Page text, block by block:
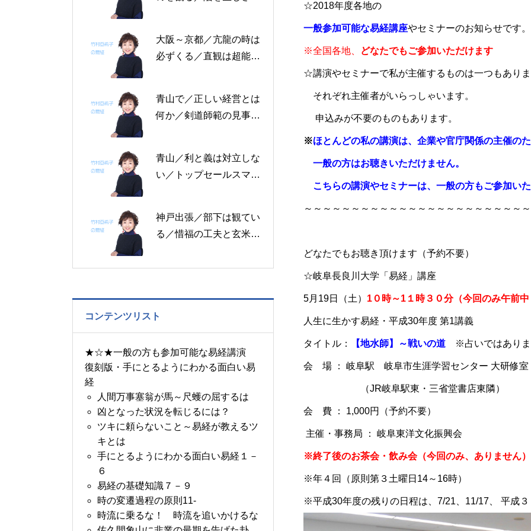
☆2018年度各地の
一般参加可能な易経講座やセミナーのお知らせです。
※全国各地、 どなたでもご参加いただけます
☆講演やセミナーで私が主催するものは一つもあり
それぞれ主催者がいらっしゃいます。
申込みが不要のものもあります。
※ほとんどの私の講演は、企業や官庁関係の主催の
一般の方はお聴きいただけません。
こちらの講演やセミナーは、一般の方もご参加い
～～～～～～～～～～～～～～～～～～～～～～～～
どなたでもお聴き頂けます（予約不要）
☆岐阜長良川大学「易経」講座
5月19日（土） 1０時～1１時３０分（今回のみ午前
人生に生かす易経・平成30年度 第1講義
タイトル： 【地水師】～戦いの道 ※占いではありま
会 場 ： 岐阜駅 岐阜市生涯学習センター 大研修室
（JR岐阜駅東・三省堂書店東隣）
会 費 ： 1,000円（予約不要）
主催・事務局 ： 岐阜東洋文化振興会
※終了後のお茶会・飲み会（今回のみ、ありません）
※年４回（原則第３土曜日14～16時）
※平成30年度の残りの日程は、7/21、11/17、 平成３
月4日～2月8日の5日分
の易経一日一言
大阪～京都／亢龍の時は
必ずくる／直観は超能力
月3日の5日分の易経一日
一言
青山で／正しい経営とは
何か／剣道師範の見事な
日の5日分の易経一日一
言
青山／利と義は対立しな
い／トップセールスマン
の書～1月19日～24日の
6日分の易経一日一言
神戸出張／部下は観てい
る／惜福の工夫と玄米食
の書～1月14日～18日の
コンテンツリスト
★☆★一般の方も参加可能な易経講演
復刻版・手にとるようにわかる面白い易
経
人間万事塞翁が馬～尺蠖の屈するは
凶となった状況を転じるには？
ツキに頼らないこと～易経が教えるツ
キとは
手にとるようにわかる面白い易経１－
６
易経の基礎知識７－９
時の変遷過程の原則11-
時流に乗るな！ 時流を追いかけるな